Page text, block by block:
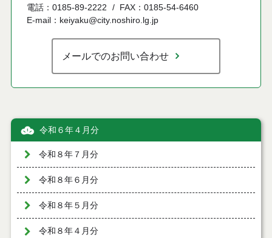
電話：0185-89-2222
FAX：0185-54-6460
E-mail：keiyaku@city.noshiro.lg.jp
メールでのお問い合わせ
令和６年４月分
令和８年７月分
令和８年６月分
令和８年５月分
令和８年４月分